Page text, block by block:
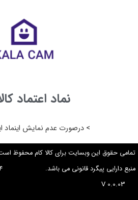
نماد اعتماد
> درصورت عدم نمایش اینماد
تمامی حقوق این وبسایت برای کالا کام محفوظ